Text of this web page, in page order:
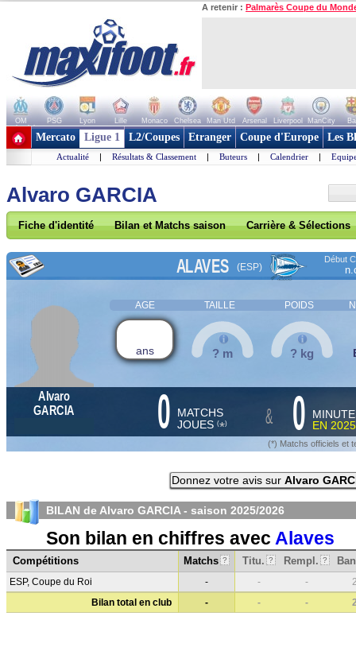
A retenir : Palmarès Coupe du
OM PSG Lyon Lille Monaco Chelsea Man Utd Arsenal Liverpool ManCity
+ de clubs
Mercato Ligue 1 L2/Coupes Etranger Coupe d'Europe Les
Actualité | Résultats & Classement | Buteurs | Calendrier |
Alvaro GARCIA
Fiche d'identité Bilan et Matchs saison Carrière & Sélections
ALAVES (ESP)
Début
AGE TAILLE POIDS
ans ? m ? kg
Alvaro
GARCIA
0 MATCHS
JOUES (*) & 0
EN
(*) Matchs officiels et
Donnez votre avis sur Alvaro
BILAN de Alvaro GARCIA - saison 2025/2026
Son bilan en chiffres avec Alaves
Compétitions Matchs ? Titu. ? Rempl. ?
ESP, Coupe du Roi - - -
Bilan total en club
- - -